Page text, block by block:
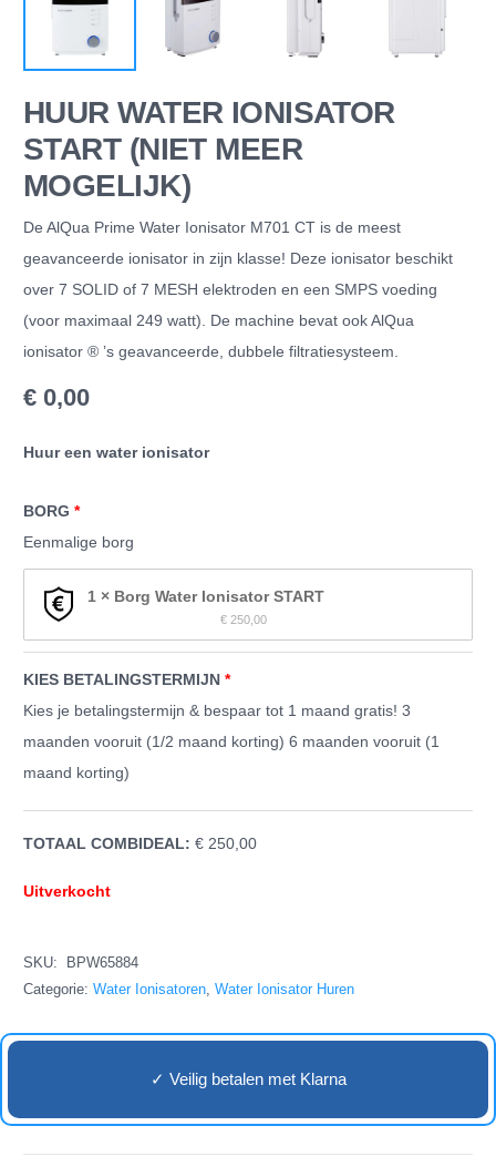
HUUR WATER IONISATOR
START (NIET MEER
MOGELIJK)
De AlQua Prime Water Ionisator M701 CT is de meest
geavanceerde ionisator in zijn klasse! Deze ionisator beschikt
over 7 SOLID of 7 MESH elektroden en een SMPS voeding
(voor maximaal 249 watt). De machine bevat ook AlQua
ionisator ® ’s geavanceerde, dubbele filtratiesysteem.
€ 0,00
Huur een water ionisator
BORG
Eenmalige borg
1 × Borg Water Ionisator START
€ 250,00
KIES BETALINGSTERMIJN
Kies je betalingstermijn & bespaar tot 1 maand gratis! 3
maanden vooruit (1/2 maand korting) 6 maanden vooruit (1
maand korting)
TOTAAL COMBIDEAL: € 250,00
Uitverkocht
SKU:
BPW65884
Categorie: Water Ionisatoren Water Ionisator Huren
✓ Veilig betalen met Klarna